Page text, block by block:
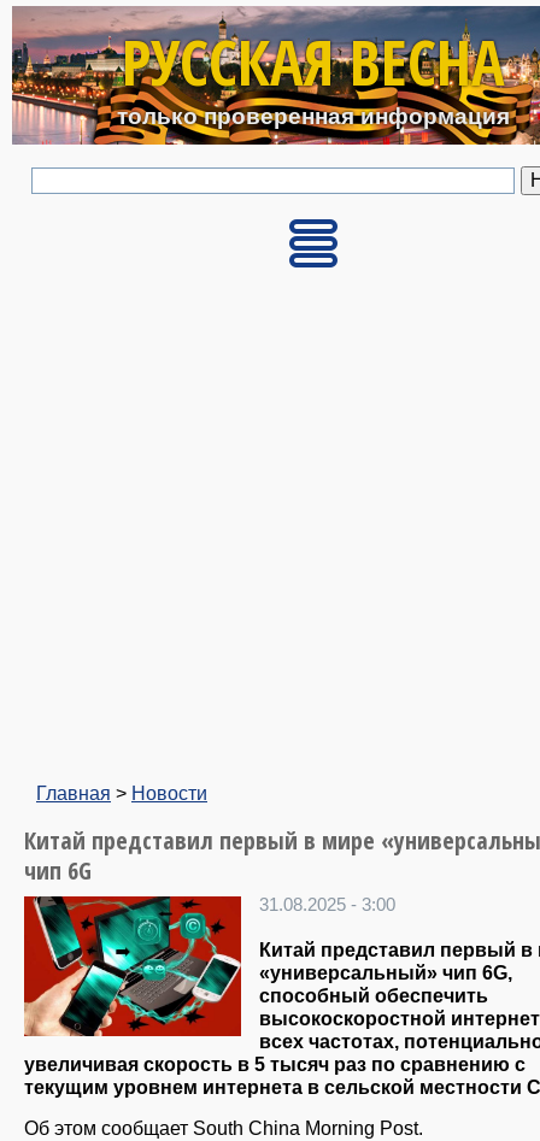
Перейти к основному
РУССКАЯ ВЕСНА
только проверенная информация
Главная > Новости
Китай представил первый в мире
чип 6G
31.08.2025 - 3:00
Китай представил первый в
«универсальный» чип 6G,
способный обеспечить
высокоскоростной
всех частотах,
увеличивая скорость в 5 тысяч раз по сравнению с
текущим уровнем интернета в сельской местности
Об этом сообщает South China Morning Post.